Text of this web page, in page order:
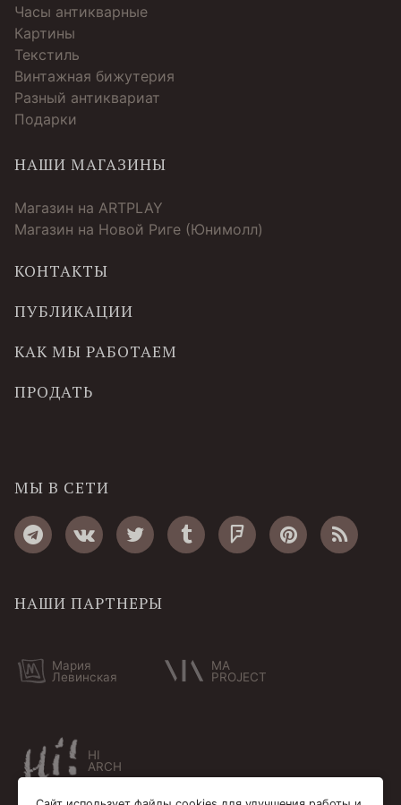
Часы антикварные
Картины
Текстиль
Винтажная бижутерия
Разный антиквариат
Подарки
НАШИ МАГАЗИНЫ
Магазин на ARTPLAY
Магазин на Новой Риге (Юнимолл)
КОНТАКТЫ
ПУБЛИКАЦИИ
КАК МЫ РАБОТАЕМ
ПРОДАТЬ
МЫ В СЕТИ
НАШИ ПАРТНЕРЫ
Мария
Левинская
MA
PROJECT
HI
ARCH